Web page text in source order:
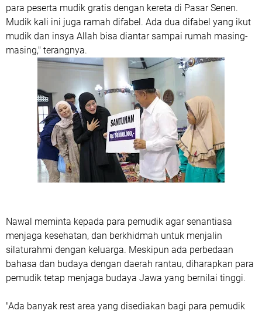
para peserta mudik gratis dengan kereta di Pasar Senen.
Mudik kali ini juga ramah difabel. Ada dua difabel yang ikut
mudik dan insya Allah bisa diantar sampai rumah masing-
masing," terangnya.
Nawal meminta kepada para pemudik agar senantiasa
menjaga kesehatan, dan berkhidmah untuk menjalin
silaturahmi dengan keluarga. Meskipun ada perbedaan
bahasa dan budaya dengan daerah rantau, diharapkan para
pemudik tetap menjaga budaya Jawa yang bernilai tinggi.
"Ada banyak rest area yang disediakan bagi para pemudik